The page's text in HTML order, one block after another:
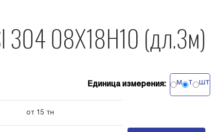
304 08Х18Н10 (дл.3м)
Единица измерения: м т шт
от 15 тн